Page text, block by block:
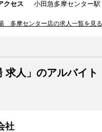
クセス
小田急多摩センター
多摩センター店の求人一覧を見る
求人」のアルバイ
社